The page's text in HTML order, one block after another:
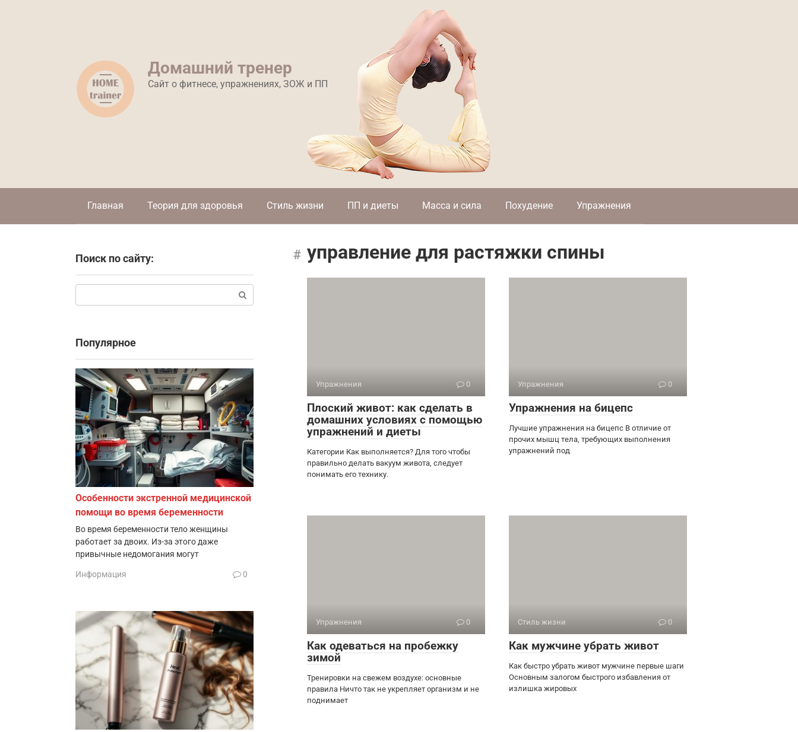
Домашний тренер
Сайт о фитнесе, упражнениях, ЗОЖ и ПП
Главная Теория для здоровья Стиль жизни ПП и диеты Масса и сила Похудение Упражнения
управление для растяжки спины
Упражнения 0
Плоский живот: как сделать в
домашних условиях с помощью
упражнений и диеты
Категории Как выполняется? Для того чтобы
правильно делать вакуум живота, следует
понимать его технику.
Упражнения 0
Упражнения на бицепс
Лучшие упражнения на бицепс В отличие от
прочих мышц тела, требующих выполнения
упражнений под
Упражнения 0
Как одеваться на пробежку
зимой
Тренировки на свежем воздухе: основные
правила Ничто так не укрепляет организм и не
поднимает
Стиль жизни 0
Как мужчине убрать живот
Как быстро убрать живот мужчине первые шаги
Основным залогом быстрого избавления от
излишка жировых
Поиск по сайту:
Популярное
Особенности экстренной медицинской
помощи во время беременности
Во время беременности тело женщины
работает за двоих. Из-за этого даже
привычные недомогания могут
Информация 0